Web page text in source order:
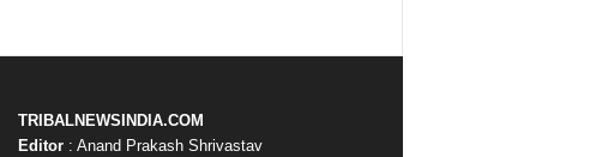
TRIBALNEWSINDIA.COM
Editor: Anand Prakash Shrivastav